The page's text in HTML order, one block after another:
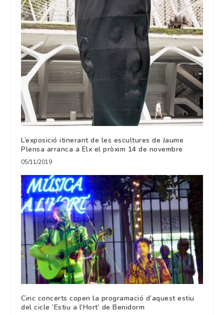
L’exposició itinerant de les escultures de Jaume
Plensa arranca a Elx el pròxim 14 de novembre
05/11/2019
Cinc concerts copen la programació d’aquest estiu
del cicle ‘Estiu a l’Hort’ de Benidorm